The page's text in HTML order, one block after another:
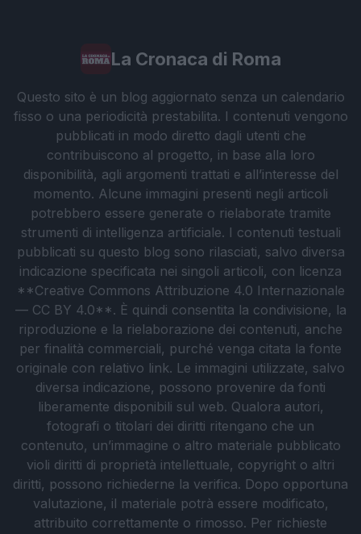
La Cronaca di Roma
Questo sito è un blog aggiornato senza un calendario
fisso o una periodicità prestabilita. I contenuti vengono
pubblicati in modo diretto dagli utenti che
contribuiscono al progetto, in base alla loro
disponibilità, agli argomenti trattati e all’interesse del
momento. Alcune immagini presenti negli articoli
potrebbero essere generate o rielaborate tramite
strumenti di intelligenza artificiale. I contenuti testuali
pubblicati su questo blog sono rilasciati, salvo diversa
indicazione specificata nei singoli articoli, con licenza
**Creative Commons Attribuzione 4.0 Internazionale
— CC BY 4.0**. È quindi consentita la condivisione, la
riproduzione e la rielaborazione dei contenuti, anche
per finalità commerciali, purché venga citata la fonte
originale con relativo link. Le immagini utilizzate, salvo
diversa indicazione, possono provenire da fonti
liberamente disponibili sul web. Qualora autori,
fotografi o titolari dei diritti ritengano che un
contenuto, un’immagine o altro materiale pubblicato
violi diritti di proprietà intellettuale, copyright o altri
diritti, possono richiederne la verifica. Dopo opportuna
valutazione, il materiale potrà essere modificato,
attribuito correttamente o rimosso. Per richieste